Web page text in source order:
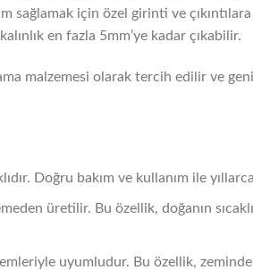
sağlamak için özel girinti ve
en fazla 5mm’ye kadar çıkabilir.
malzemesi olarak tercih edilir ve
Doğru bakım ve kullanım ile
üretilir. Bu özellik, doğanın
uyumludur. Bu özellik, zeminde